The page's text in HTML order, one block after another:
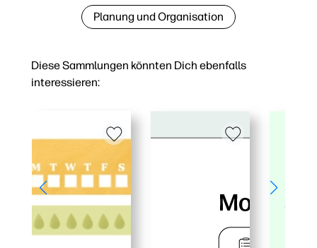
Diese Sammlungen könnten Dich ebenfalls
interessieren:
Planung und Organisation